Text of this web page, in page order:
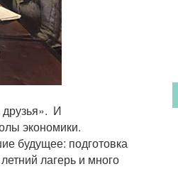
друзья». И
экономики.
будущее: подготовка
лагерь и много